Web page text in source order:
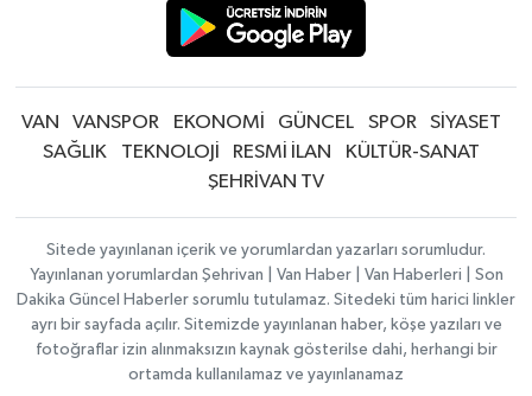
VAN VANSPOR EKONOMİ GÜNCEL SPOR
SİYASET
SAĞLIK
TEKNOLOJİ RESMİ İLAN
KÜLTÜR-SANAT
ŞEHRİVAN TV
Sitede yayınlanan içerik ve yorumlardan yazarları sorumludur.
Yayınlanan yorumlardan Şehrivan | Van Haber | Van Haberleri | Son
Dakika Güncel Haberler sorumlu tutulamaz. Sitedeki tüm harici linkler
ayrı bir sayfada açılır. Sitemizde yayınlanan haber, köşe yazıları ve
fotoğraflar izin alınmaksızın kaynak gösterilse dahi, herhangi bir
ortamda kullanılamaz ve yayınlanamaz